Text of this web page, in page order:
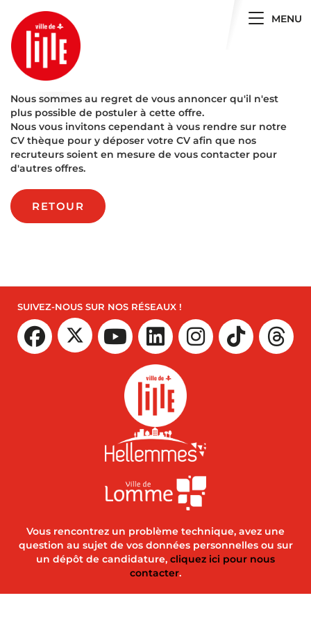
Toggle
MENU
Nous sommes au regret de vous annoncer qu'il n'est
plus possible de postuler à cette offre.
Nous vous invitons cependant à vous rendre sur notre
CV thèque pour y déposer votre CV afin que nos
recruteurs soient en mesure de vous contacter pour
d'autres offres.
RETOUR
SUIVEZ-NOUS SUR NOS RÉSEAUX !
Vous rencontrez un problème technique, avez une
question au sujet de vos données personnelles ou sur
un dépôt de candidature, cliquez ici pour nous
contacter.